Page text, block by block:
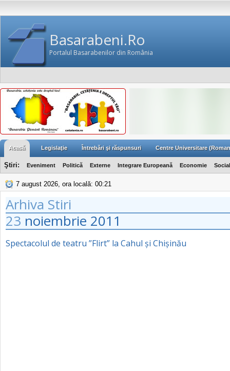
Basarabeni.Ro
Portalul Basarabenilor din România
Acasă Legislaţie Întrebări şi răspunsuri Centre Universitare
Ştiri: Eveniment Politică Externe Integrare Europeană Economie Social
7 august 2026, ora locală: 00:21
Arhiva Stiri
23 noiembrie 2011
Spectacolul de teatru ”Flirt” la Cahul și Chișinău